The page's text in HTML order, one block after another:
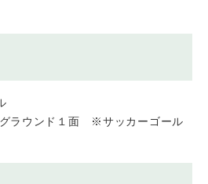
ラウンド１面 ※サッカーゴール